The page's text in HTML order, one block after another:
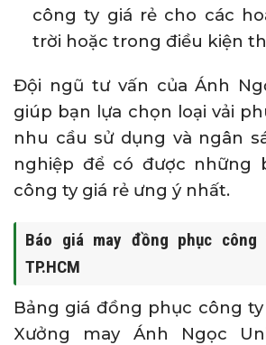
công ty giá rẻ cho các
trời hoặc trong điều kiện
Đội ngũ tư vấn của Ánh
giúp bạn lựa chọn loại vải
nhu cầu sử dụng và ngân
nghiệp để có được những
công ty giá rẻ ưng ý nhất.
Báo giá may đồng phục
TP.HCM
Bảng giá đồng phục công ty
Xưởng may Ánh Ngọc